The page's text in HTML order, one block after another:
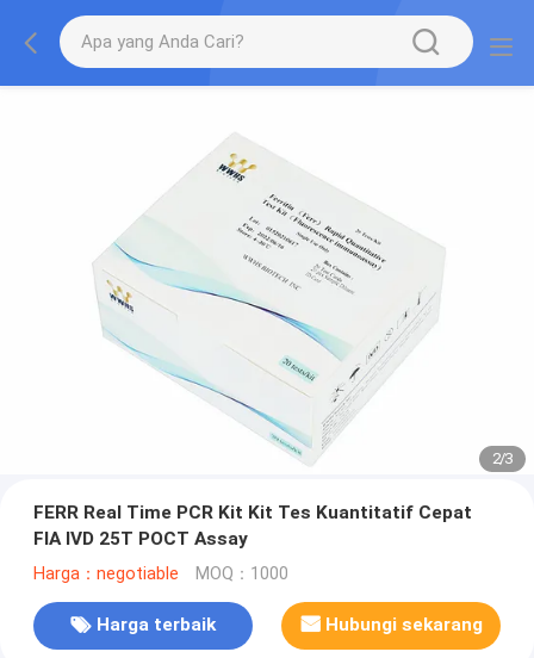
2/3
FERR Real Time PCR Kit Kit Tes Kuantitatif Cepat
FIA IVD 25T POCT Assay
Harga：negotiable MOQ：1000
Harga terbaik Hubungi sekarang